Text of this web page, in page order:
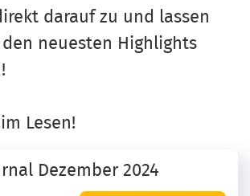
darauf zu und lassen
neuesten Highlights
Lesen!
Dezember 2024